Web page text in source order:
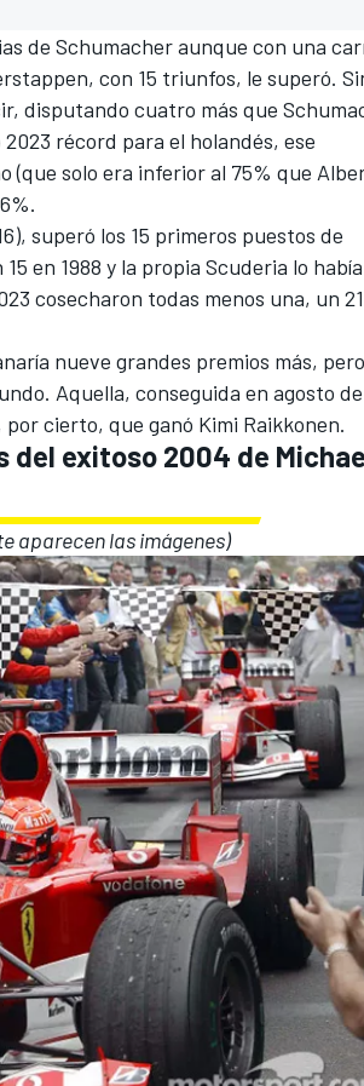
de Schumacher aunque con una
, con 15 triunfos, le superó.
disputando cuatro más que
récord para el holandés, ese
(que solo era inferior al 75% que
superó los 15 primeros puestos de
en 1988 y la propia Scuderia lo había
cosecharon todas menos una, un
nueve grandes premios más, pero
Aquella, conseguida en agosto de
cierto, que ganó Kimi Raikkonen.
del exitoso 2004 de
aparecen las imágenes)